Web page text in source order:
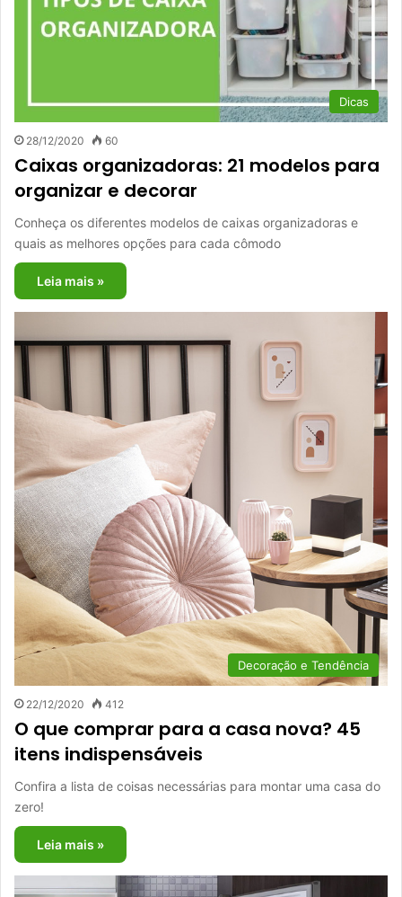
Dicas
28/12/2020 60
Caixas organizadoras: 21 modelos para
organizar e decorar
Conheça os diferentes modelos de caixas organizadoras e
quais as melhores opções para cada cômodo
Leia mais »
Decoração e Tendência
22/12/2020 412
O que comprar para a casa nova? 45
itens indispensáveis
Confira a lista de coisas necessárias para montar uma casa do
zero!
Leia mais »